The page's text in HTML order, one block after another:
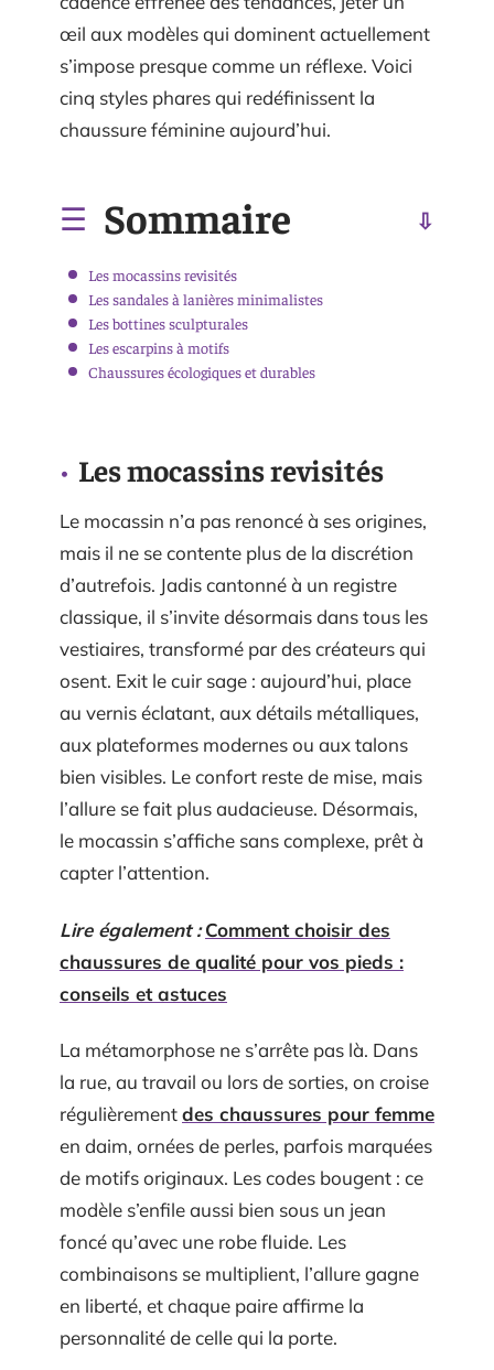
œil aux modèles qui dominent actuellement
s’impose presque comme un réflexe. Voici
cinq styles phares qui redéfinissent la
chaussure féminine aujourd’hui.
Sommaire
Les mocassins revisités
Les sandales à lanières minimalistes
Les bottines sculpturales
Les escarpins à motifs
Chaussures écologiques et durables
Les mocassins revisités
Le mocassin n’a pas renoncé à ses origines,
mais il ne se contente plus de la discrétion
d’autrefois. Jadis cantonné à un registre
classique, il s’invite désormais dans tous les
vestiaires, transformé par des créateurs qui
osent. Exit le cuir sage : aujourd’hui, place
au vernis éclatant, aux détails métalliques,
aux plateformes modernes ou aux talons
bien visibles. Le confort reste de mise, mais
l’allure se fait plus audacieuse. Désormais,
le mocassin s’affiche sans complexe, prêt à
capter l’attention.
Lire également : Comment choisir des
chaussures de qualité pour vos pieds :
conseils et astuces
La métamorphose ne s’arrête pas là. Dans
la rue, au travail ou lors de sorties, on croise
régulièrementdes chaussures pour femme
en daim, ornées de perles, parfois marquées
de motifs originaux. Les codes bougent : ce
modèle s’enfile aussi bien sous un jean
foncé qu’avec une robe fluide. Les
combinaisons se multiplient, l’allure gagne
en liberté, et chaque paire affirme la
personnalité de celle qui la porte.